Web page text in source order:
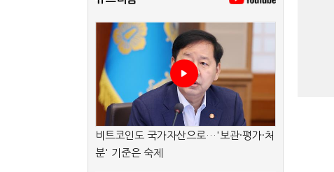
비트코인도 국가자산으로…'보관·평가·처
분' 기준은 숙제